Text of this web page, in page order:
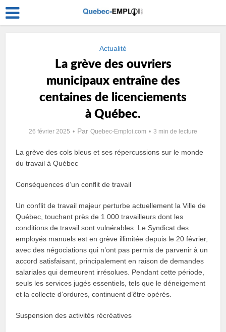
Actualité
La grève des ouvriers
municipaux entraîne des
centaines de licenciements
à Québec.
26 février 2025 Par Quebec-Emploi.com 3 min de lecture
La grève des cols bleus et ses répercussions sur le monde
du travail à Québec
Conséquences d’un conflit de travail
Un conflit de travail majeur perturbe actuellement la Ville de
Québec, touchant près de 1 000 travailleurs dont les
conditions de travail sont vulnérables. Le Syndicat des
employés manuels est en grève illimitée depuis le 20 février,
avec des négociations qui n’ont pas permis de parvenir à un
accord satisfaisant, principalement en raison de demandes
salariales qui demeurent irrésolues. Pendant cette période,
seuls les services jugés essentiels, tels que le déneigement
et la collecte d’ordures, continuent d’être opérés.
Suspension des activités récréatives